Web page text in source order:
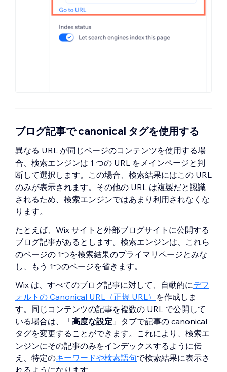
ブログ記事で canonical タグを使用する
異なる URL が同じページのコンテンツを使用する場
合、検索エンジンは 1 つの URL をメインページと判
断して選択します。この場合、検索結果にはこの URL
のみが表示されます。その他の URL は複製だと認識
されるため、検索エンジンではあまり利用されなくな
ります。
たとえば、Wix サイトと外部ブログサイトに公開する
ブログ記事があるとします。検索エンジンは、これら
のページの 1つを検索結果のプライマリページとみな
し、もう 1つのページを省きます。
Wix は、すべてのブログ記事に対して、自動的にデフ
ォルトの Canonical URL（正規 URL） を作成しま
す。同じコンテンツの記事を複数の URL で公開して
いる場合は、「高度な設定 」タブで記事の canonical
タグを変更することができます。これにより、検索エ
ンジンにその記事のみをインデックスするように伝
え、特定のキーワードや検索語句で検索結果に表示さ
れるようになります。